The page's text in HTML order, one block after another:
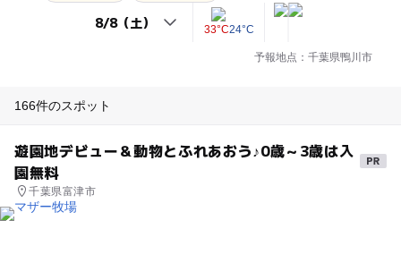
33°C24°C
予報地点：千葉県鴨川市
166件のスポット
遊園地デビュー＆動物とふれあおう♪0歳～3歳は入
園無料
千葉県富津市